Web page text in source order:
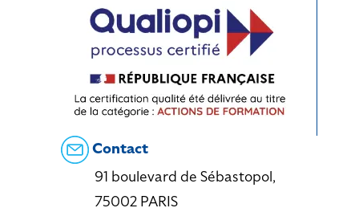
Contact
91 boulevard de Sébastopol,
75002 PARIS